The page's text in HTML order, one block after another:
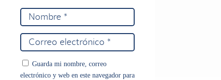
Guarda mi nombre, correo
electrónico y web en este navegador para